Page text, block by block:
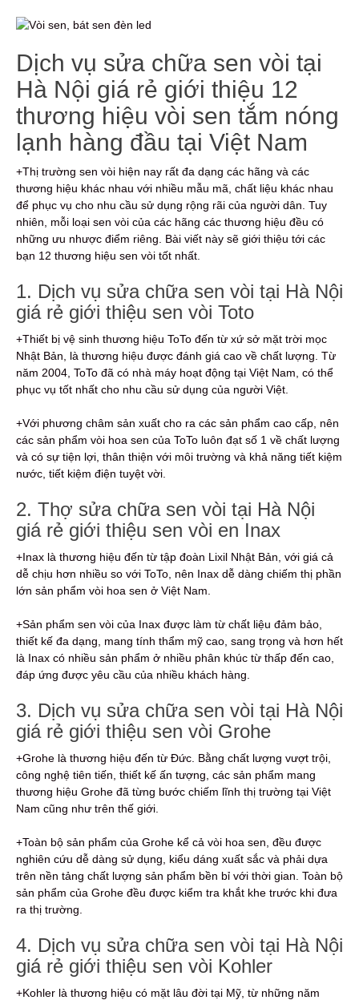
Dịch vụ sửa chữa sen vòi tại
Hà Nội giá rẻ giới thiệu 12
thương hiệu vòi sen tắm nóng
lạnh hàng đầu tại Việt Nam
+Thị trường sen vòi hiện nay rất đa dạng các hãng và các
thương hiệu khác nhau với nhiều mẫu mã, chất liệu khác nhau
để phục vụ cho nhu cầu sử dụng rộng rãi của người dân. Tuy
nhiên, mỗi loại sen vòi của các hãng các thương hiệu đều có
những ưu nhược điểm riêng. Bài viết này sẽ giới thiệu tới các
bạn 12 thương hiệu sen vòi tốt nhất.
1. Dịch vụ sửa chữa sen vòi tại Hà Nội
giá rẻ giới thiệu sen vòi Toto
+Thiết bị vệ sinh thương hiệu ToTo đến từ xứ sở mặt trời mọc
Nhật Bản, là thương hiệu được đánh giá cao về chất lượng. Từ
năm 2004, ToTo đã có nhà máy hoạt động tại Việt Nam, có thể
phục vụ tốt nhất cho nhu cầu sử dụng của người Việt.
+Với phương châm sản xuất cho ra các sản phẩm cao cấp, nên
các sản phẩm vòi hoa sen của ToTo luôn đạt số 1 về chất lượng
và có sự tiện lợi, thân thiện với môi trường và khả năng tiết kiệm
nước, tiết kiệm điện tuyệt vời.
2. Thợ sửa chữa sen vòi tại Hà Nội
giá rẻ giới thiệu sen vòi en Inax
+Inax là thương hiệu đến từ tập đoàn Lixil Nhật Bản, với giá cả
dễ chịu hơn nhiều so với ToTo, nên Inax dễ dàng chiếm thị phần
lớn sản phẩm vòi hoa sen ở Việt Nam.
+Sản phẩm sen vòi của Inax được làm từ chất liệu đảm bảo,
thiết kế đa dạng, mang tính thẩm mỹ cao, sang trọng và hơn hết
là Inax có nhiều sản phẩm ở nhiều phân khúc từ thấp đến cao,
đáp ứng được yêu cầu của nhiều khách hàng.
3. Dịch vụ sửa chữa sen vòi tại Hà Nội
giá rẻ giới thiệu sen vòi Grohe
+Grohe là thương hiệu đến từ Đức. Bằng chất lượng vượt trội,
công nghệ tiên tiến, thiết kế ấn tượng, các sản phẩm mang
thương hiệu Grohe đã từng bước chiếm lĩnh thị trường tại Việt
Nam cũng như trên thế giới.
+Toàn bộ sản phẩm của Grohe kể cả vòi hoa sen, đều được
nghiên cứu dễ dàng sử dụng, kiểu dáng xuất sắc và phải dựa
trên nền tảng chất lượng sản phẩm bền bỉ với thời gian. Toàn bộ
sản phẩm của Grohe đều được kiểm tra khắt khe trước khi đưa
ra thị trường.
4. Dịch vụ sửa chữa sen vòi tại Hà Nội
giá rẻ giới thiệu sen vòi Kohler
+Kohler là thương hiệu có mặt lâu đời tại Mỹ, từ những năm